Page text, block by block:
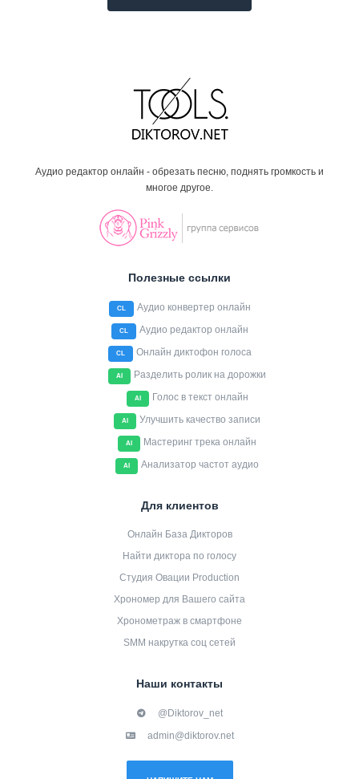
Аудио редактор онлайн - обрезать песню, поднять громкость и
многое другое.
Полезные ссылки
CL Аудио конвертер онлайн
CL Аудио редактор онлайн
CL Онлайн диктофон голоса
AI Разделить ролик на дорожки
AI Голос в текст онлайн
AI Улучшить качество записи
AI Мастеринг трека онлайн
AI Анализатор частот аудио
Для клиентов
Онлайн База Дикторов
Найти диктора по голосу
Студия Овации Production
Хрономер для Вашего сайта
Хронометраж в смартфоне
SMM накрутка соц сетей
Наши контакты
@Diktorov_net
admin@diktorov.net